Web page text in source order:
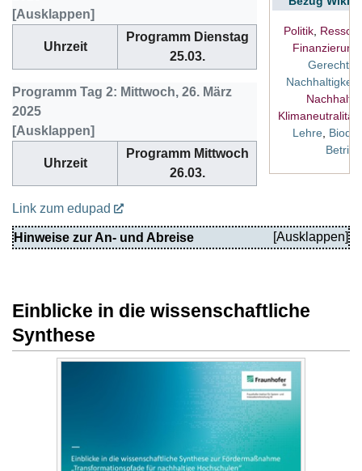
Politik,
Finanzierung
Nachhaltigkeit
Klimaneutralität
Lehre,
Betrieb
Uhrzeit
Programm Dienstag
25.03.
Programm Tag 2: Mittwoch, 26. März
2025
Uhrzeit
Programm Mittwoch
26.03.
Link zum edupad
Hinweise zur An- und Abreise
Einblicke in die wissenschaftliche
Synthese